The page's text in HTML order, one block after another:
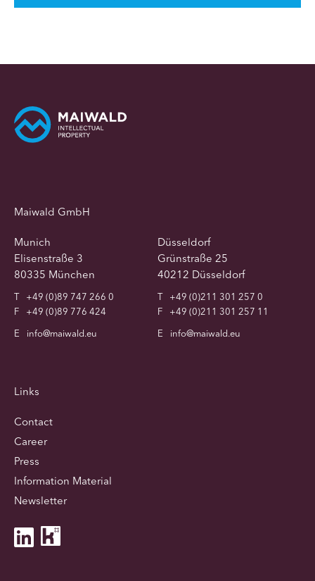
Maiwald GmbH
Munich
Elisenstraße 3
80335 München
T
+49 (0)89 747 266 0
F
+49 (0)89 776 424
E
info@maiwald.eu
Düsseldorf
Grünstraße 25
40212 Düsseldorf
T
+49 (0)211 301 257 0
F
+49 (0)211 301 257 11
E
info@maiwald.eu
Links
Contact
Career
Press
Information Material
Newsletter